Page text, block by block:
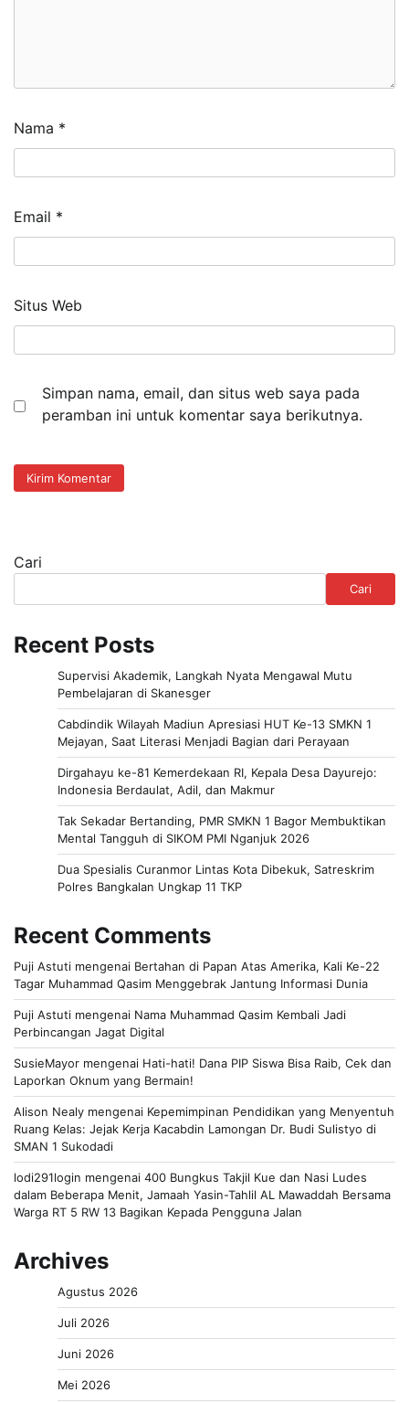
Nama *
Email *
Situs Web
Simpan nama, email, dan situs web saya pada
peramban ini untuk komentar saya berikutnya.
Cari
Cari
Recent Posts
Supervisi Akademik, Langkah Nyata Mengawal Mutu
Pembelajaran di Skanesger
Cabdindik Wilayah Madiun Apresiasi HUT Ke-13 SMKN 1
Mejayan, Saat Literasi Menjadi Bagian dari Perayaan
Dirgahayu ke-81 Kemerdekaan RI, Kepala Desa Dayurejo:
Indonesia Berdaulat, Adil, dan Makmur
Tak Sekadar Bertanding, PMR SMKN 1 Bagor Membuktikan
Mental Tangguh di SIKOM PMI Nganjuk 2026
Dua Spesialis Curanmor Lintas Kota Dibekuk, Satreskrim
Polres Bangkalan Ungkap 11 TKP
Recent Comments
Puji Astuti mengenai Bertahan di Papan Atas Amerika, Kali Ke-22
Tagar Muhammad Qasim Menggebrak Jantung Informasi Dunia
Puji Astuti mengenai Nama Muhammad Qasim Kembali Jadi
Perbincangan Jagat Digital
SusieMayor mengenai Hati-hati! Dana PIP Siswa Bisa Raib, Cek dan
Laporkan Oknum yang Bermain!
Alison Nealy mengenai Kepemimpinan Pendidikan yang Menyentuh
Ruang Kelas: Jejak Kerja Kacabdin Lamongan Dr. Budi Sulistyo di
SMAN 1 Sukodadi
lodi291login mengenai 400 Bungkus Takjil Kue dan Nasi Ludes
dalam Beberapa Menit, Jamaah Yasin-Tahlil AL Mawaddah Bersama
Warga RT 5 RW 13 Bagikan Kepada Pengguna Jalan
Archives
Agustus 2026
Juli 2026
Juni 2026
Mei 2026